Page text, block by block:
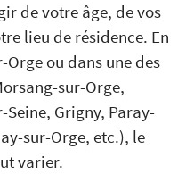
de votre âge, de vos
lieu de résidence. En
Orge ou dans une des
sur-Orge,
Grigny, Paray-
sur-Orge, etc.), le
varier.